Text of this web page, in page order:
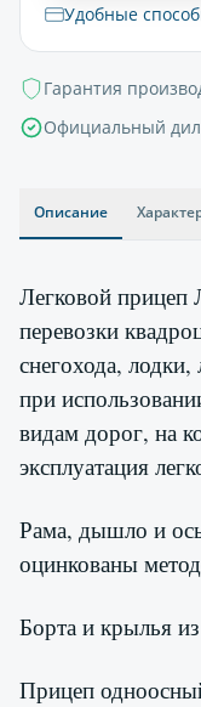
Удобные
Гарантия
Официальный
Описание
Легковой прицеп
перевозки
снегохода,
при
видам дорог, на
эксплуатация
Рама, дышло и
оцинкованы
Борта и крылья
Прицеп